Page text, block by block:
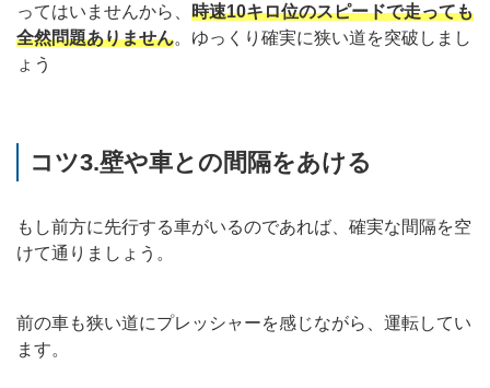
ってはいませんから、 時速10キロ位のスピードで走っても
全然問題ありません。ゆっくり確実に狭い道を突破しまし
ょう
コツ3.壁や車との間隔をあける
もし前方に先行する車がいるのであれば、確実な間隔を空
けて通りましょう。
前の車も狭い道にプレッシャーを感じながら、運転してい
ます。